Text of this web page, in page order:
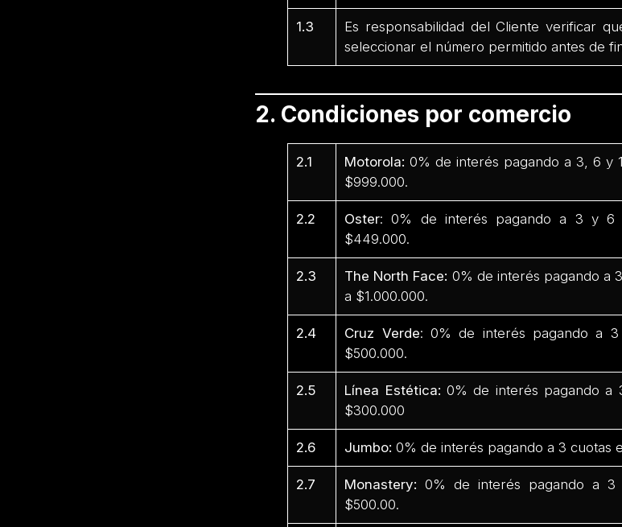
1.3
Es responsabilidad del Cliente verificar
seleccionar el número permitido antes de
2. Condiciones por comercio
2.1 Motorola:0% de interés pagando a 3, 6 y
$999.000.
2.2 Oster: 0% de interés pagando a 3 y 6
$449.000.
2.3 The North Face: 0% de interés pagando a
a $1.000.000.
2.4 Cruz Verde: 0% de interés pagando a
$500.000.
2.5 Línea Estética: 0% de interés pagando a
$300.000
2.6 Jumbo: 0% de interés pagando a 3 cuotas
2.7 Monastery: 0% de interés pagando a 3
$500.00.